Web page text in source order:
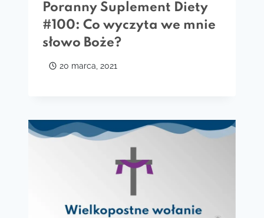
Poranny Suplement Diety
#100: Co wyczyta we mnie
słowo Boże?
20 marca, 2021